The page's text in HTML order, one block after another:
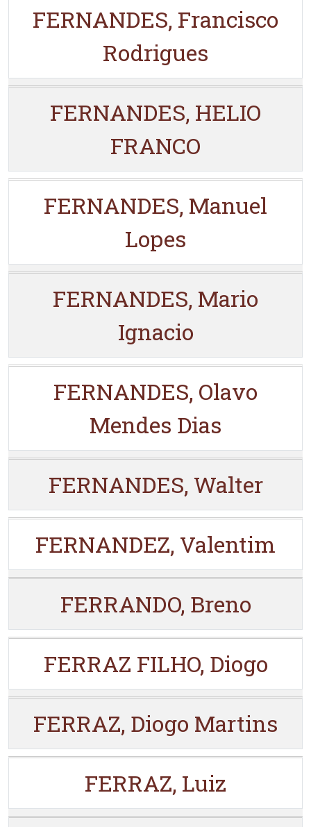
FERNANDES, Francisco
Rodrigues
FERNANDES, HELIO
FRANCO
FERNANDES, Manuel
Lopes
FERNANDES, Mario
Ignacio
FERNANDES, Olavo
Mendes Dias
FERNANDES, Walter
FERNANDEZ, Valentim
FERRANDO, Breno
FERRAZ FILHO, Diogo
FERRAZ, Diogo Martins
FERRAZ, Luiz